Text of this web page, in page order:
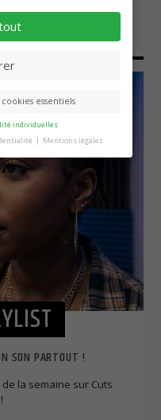
SON PARTOUT !
la semaine sur Cuts
essentiels
individuelles
Mentions légales
de tous les cookies
toutes les
informations détaillées
seulement.
Enregistrer
les cookies essentiels
fonctions de base et sont
du site Web.
du cookie